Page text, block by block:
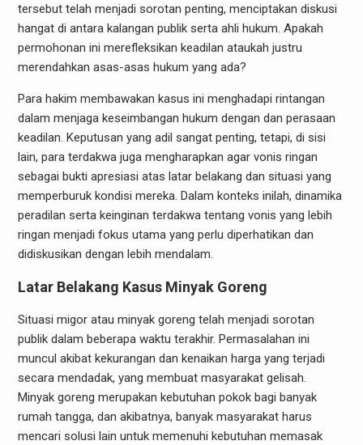
tersebut telah menjadi sorotan penting, menciptakan diskusi
hangat di antara kalangan publik serta ahli hukum. Apakah
permohonan ini merefleksikan keadilan ataukah justru
merendahkan asas-asas hukum yang ada?
Para hakim membawakan kasus ini menghadapi rintangan
dalam menjaga keseimbangan hukum dengan dan perasaan
keadilan. Keputusan yang adil sangat penting, tetapi, di sisi
lain, para terdakwa juga mengharapkan agar vonis ringan
sebagai bukti apresiasi atas latar belakang dan situasi yang
memperburuk kondisi mereka. Dalam konteks inilah, dinamika
peradilan serta keinginan terdakwa tentang vonis yang lebih
ringan menjadi fokus utama yang perlu diperhatikan dan
didiskusikan dengan lebih mendalam.
Latar Belakang Kasus Minyak Goreng
Situasi migor atau minyak goreng telah menjadi sorotan
publik dalam beberapa waktu terakhir. Permasalahan ini
muncul akibat kekurangan dan kenaikan harga yang terjadi
secara mendadak, yang membuat masyarakat gelisah.
Minyak goreng merupakan kebutuhan pokok bagi banyak
rumah tangga, dan akibatnya, banyak masyarakat harus
mencari solusi lain untuk memenuhi kebutuhan memasak